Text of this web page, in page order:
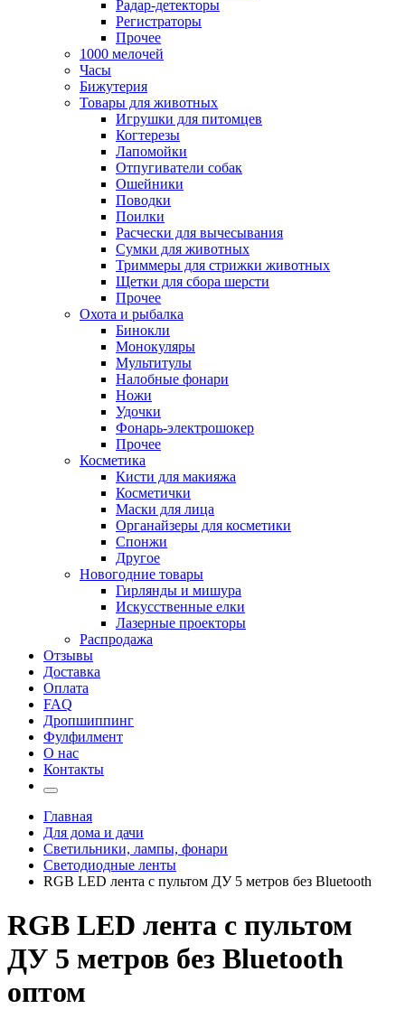
Радар-детекторы
Регистраторы
Прочее
1000 мелочей
Часы
Бижутерия
Товары для животных
Игрушки для питомцев
Когтерезы
Лапомойки
Отпугиватели собак
Ошейники
Поводки
Поилки
Расчески для вычесывания
Сумки для животных
Триммеры для стрижки животных
Щетки для сбора шерсти
Прочее
Охота и рыбалка
Бинокли
Монокуляры
Мультитулы
Налобные фонари
Ножи
Удочки
Фонарь-электрошокер
Прочее
Косметика
Кисти для макияжа
Косметички
Маски для лица
Органайзеры для косметики
Спонжи
Другое
Новогодние товары
Гирлянды и мишура
Искусственные елки
Лазерные проекторы
Распродажа
Отзывы
Доставка
Оплата
FAQ
Дропшиппинг
Фулфилмент
О нас
Контакты
Главная
Для дома и дачи
Светильники, лампы, фонари
Светодиодные ленты
RGB LED лента с пультом ДУ 5 метров без Bluetooth
RGB LED лента с пультом
ДУ 5 метров без Bluetooth
оптом